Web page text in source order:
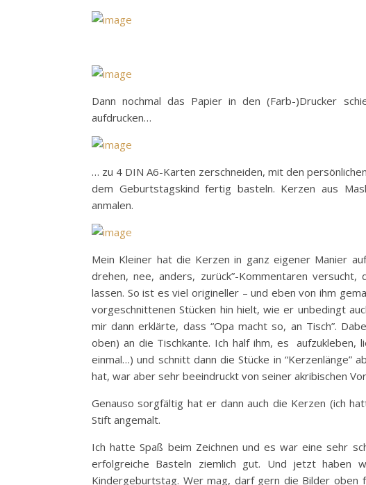
Dann nochmal das Papier in den (Farb-)Drucker
aufdrucken…
… zu 4 DIN A6-Karten zerschneiden, mit den
dem Geburtstagskind fertig basteln. Kerzen aus
anmalen.
Mein Kleiner hat die Kerzen in ganz eigener Manier
drehen, nee, anders, zurück”-Kommentaren
lassen. So ist es viel origineller – und eben von ihm
vorgeschnittenen Stücken hin hielt, wie er unbedingt
mir dann erklärte, dass “Opa macht so, an Tisch”.
oben) an die Tischkante. Ich half ihm, es aufzukleben,
einmal…) und schnitt dann die Stücke in “Kerzenlänge”
hat, war aber sehr beeindruckt von seiner akribischen
Genauso sorgfältig hat er dann auch die Kerzen (ich
Stift angemalt.
Ich hatte Spaß beim Zeichnen und es war eine sehr
erfolgreiche Basteln ziemlich gut. Und jetzt haben
Kindergeburtstag. Wer mag, darf gern die Bilder oben